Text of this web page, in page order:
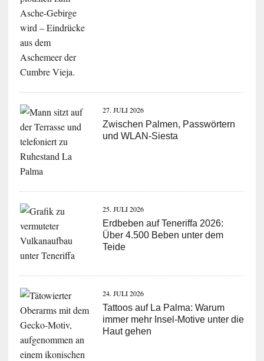
27. JULI 2026
Zwischen Palmen, Passwörtern
und WLAN-Siesta
25. JULI 2026
Erdbeben auf Teneriffa 2026:
Über 4.500 Beben unter dem
Teide
24. JULI 2026
Tattoos auf La Palma: Warum
immer mehr Insel-Motive unter die
Haut gehen